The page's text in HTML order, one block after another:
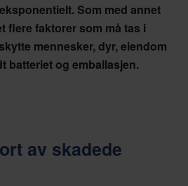
Som med annet
flere faktorer som må tas i
mennesker, dyr, eiendom
batteriet og emballasjen.
av skadede